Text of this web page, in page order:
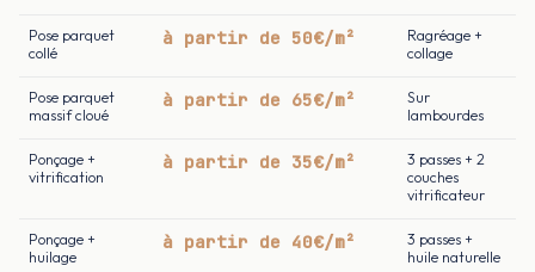
Pose parquet
collé
à partir de 50€/m²
Ragréage +
collage
Pose parquet
massif cloué
à partir de 65€/m²
Sur
lambourdes
Ponçage +
vitrification
à partir de 35€/m²
3 passes + 2
couches
vitrificateur
Ponçage +
huilage
à partir de 40€/m²
3 passes +
huile naturelle